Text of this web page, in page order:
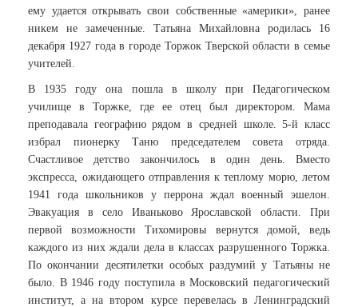
ему удается открывать свои собственные «америки», ранее
никем не замеченные. Татьяна Михайловна родилась 16
декабря 1927 года в городе Торжок Тверской области в семье
учителей.
В 1935 году она пошла в школу при Педагогическом
училище в Торжке, где ее отец был директором. Мама
преподавала географию рядом в средней школе. 5-й класс
избрал пионерку Таню председателем совета отряда.
Счастливое детство закончилось в один день. Вместо
экспресса, ожидающего отправления к теплому морю, летом
1941 года школьников у перрона ждал военный эшелон.
Эвакуация в село Иваньково Ярославской области. При
первой возможности Тихомировы вернутся домой, ведь
каждого из них ждали дела в классах разрушенного Торжка.
По окончании десятилетки особых раздумий у Татьяны не
было. В 1946 году поступила в Московский педагогический
институт, а на втором курсе перевелась в Ленинградский